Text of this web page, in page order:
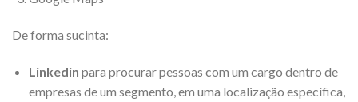
De forma sucinta:
Linkedin para procurar pessoas com um cargo dentro de
empresas de um segmento, em uma localização específica,